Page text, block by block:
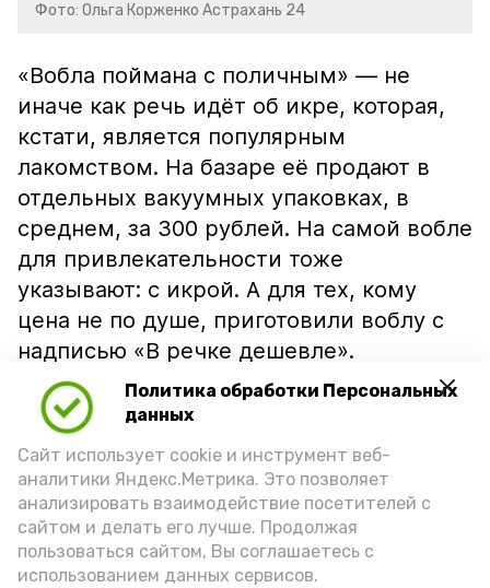
Политика обработки Персональных
данных
Сайт использует cookie и инструмент веб-
аналитики Яндекс.Метрика. Это позволяет
анализировать взаимодействие посетителей с
сайтом и делать его лучше. Продолжая
пользоваться сайтом, Вы соглашаетесь с
использованием данных сервисов.
Фото: Ольга Корженко Астрахань 24
«Вобла поймана с поличным» — не
иначе как речь идёт об икре, которая,
кстати, является популярным
лакомством. На базаре её продают в
отдельных вакуумных упаковках, в
среднем, за 300 рублей. На самой вобле
для привлекательности тоже
указывают: с икрой. А для тех, кому
цена не по душе, приготовили воблу с
надписью «В речке дешевле».